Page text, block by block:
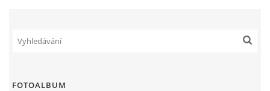
FOTOALBUM